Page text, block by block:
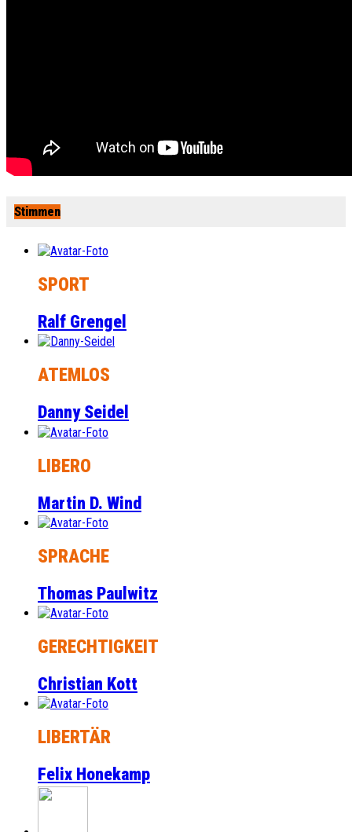
Stimmen
SPORT
Ralf Grengel
ATEMLOS
Danny Seidel
LIBERO
Martin D. Wind
SPRACHE
Thomas Paulwitz
GERECHTIGKEIT
Christian Kott
LIBERTÄR
Felix Honekamp